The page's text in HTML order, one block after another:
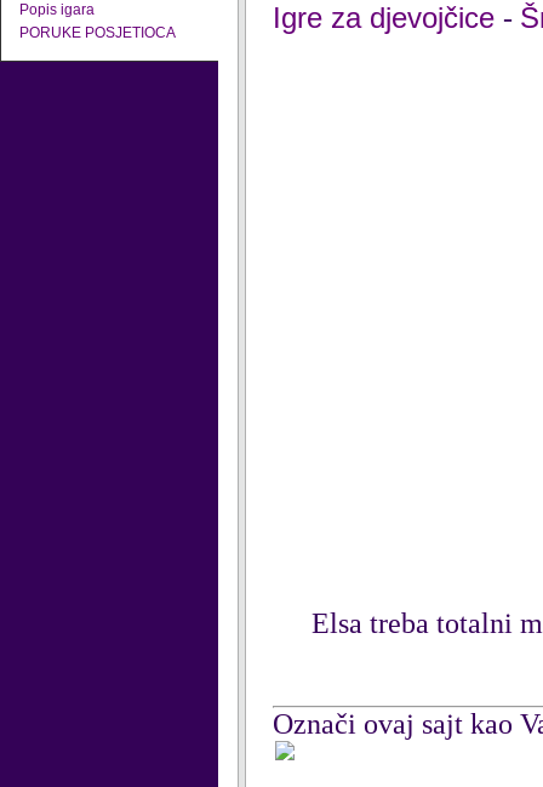
Popis igara
PORUKE POSJETIOCA
Igre za djevojčice -
Elsa treba totalni
Označi ovaj sajt kao